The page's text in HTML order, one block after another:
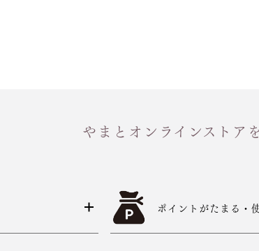
やまとオンラインストア
ポイントがたまる・